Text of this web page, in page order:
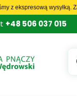
z ekspresową wysyłką.
+48 506 037 015